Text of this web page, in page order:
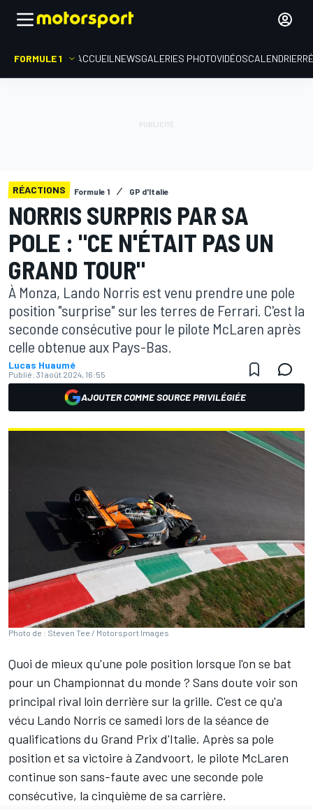
FORMULE 1 ACCUEIL NEWSGALERIES PHOTOVIDÉOSCALENDRIER
RÉACTIONS Formule 1 GP d'Italie
NORRIS SURPRIS PAR SA
POLE : "CE N'ÉTAIT PAS UN
GRAND TOUR"
À Monza, Lando Norris est venu prendre une pole
position "surprise" sur les terres de Ferrari. C'est la
seconde consécutive pour le pilote McLaren après
celle obtenue aux Pays-Bas.
Lucas Huaumé
Publié: 31 août 2024, 16:55
AJOUTER COMME SOURCE PRIVILÉGIÉE
Photo de : Steven Tee / Motorsport Images
Quoi de mieux qu'une pole position lorsque l'on se bat
pour un Championnat du monde ? Sans doute voir son
principal rival loin derrière sur la grille. C'est ce qu'a
vécu Lando Norris ce samedi lors de la séance de
qualifications du Grand Prix d'Italie. Après sa pole
position et sa victoire à Zandvoort, le pilote McLaren
continue son sans-faute avec une seconde pole
consécutive, la cinquième de sa carrière.